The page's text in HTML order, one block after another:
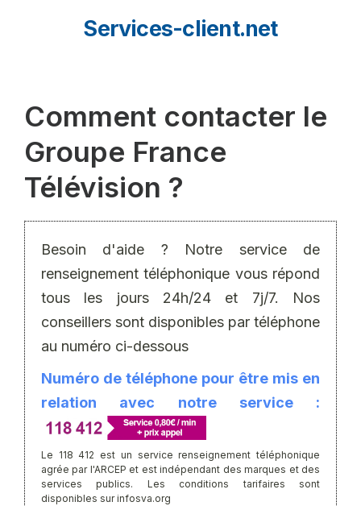
Services-client.net
Comment contacter le
Groupe France
Télévision ?
Besoin d'aide ? Notre service de
renseignement téléphonique vous répond
tous les jours 24h/24 et 7j/7. Nos
conseillers sont disponibles par téléphone
au numéro ci-dessous
Numéro de téléphone pour être mis en
relation avec notre service :
Le 118 412 est un service renseignement téléphonique
agrée par l'ARCEP et est indépendant des marques et des
services publics. Les conditions tarifaires sont
disponibles sur infosva.org